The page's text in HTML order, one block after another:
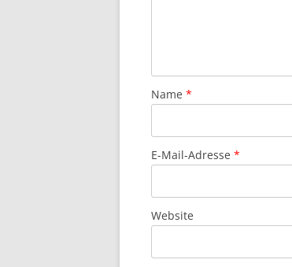
Name *
E-Mail-Adresse *
Website